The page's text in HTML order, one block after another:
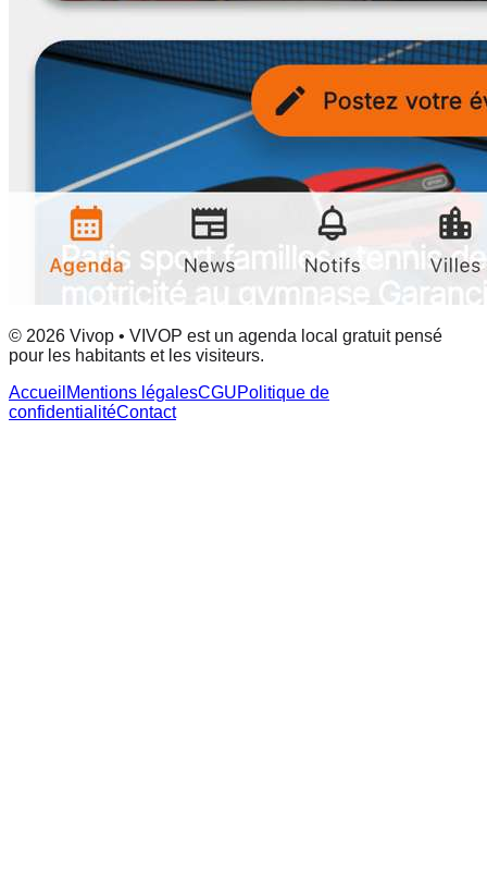
© 2026 Vivop • VIVOP est un agenda local gratuit pensé
pour les habitants et les visiteurs.
Accueil Mentions légalesCGUPolitique de
confidentialitéContact